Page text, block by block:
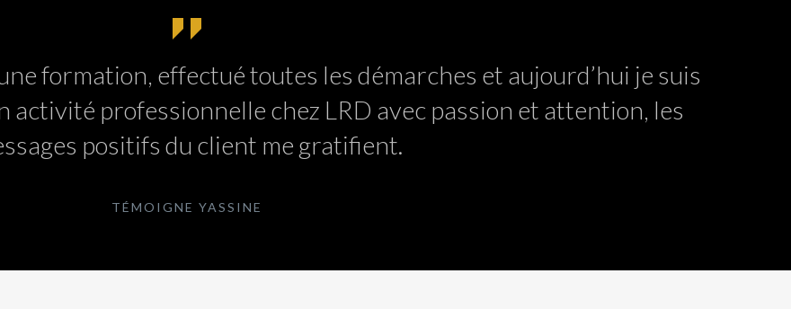
formation, effectué toutes les démarches et aujourd’hui je suis
activité professionnelle chez LRD avec passion et attention, les
positifs du client me gratifient.
TÉMOIGNE YASSINE